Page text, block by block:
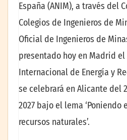
España (ANIM), a través del
Colegios de Ingenieros de
Oficial de Ingenieros de
presentado hoy en Madrid el
Internacional de Energía y
se celebrará en Alicante del
2027 bajo el lema ‘Poniendo
recursos naturales’.